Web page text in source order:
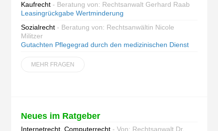
Kaufrecht - Beratung von: Rechtsanwalt Gerhard Raab
Leasingrückgabe Wertminderung
Sozialrecht - Beratung von: Rechtsanwältin Nicole
Militzer
Gutachten Pflegegrad durch den medizinischen Dienst
MEHR FRAGEN
Neues im Ratgeber
Internetrecht, Computerrecht - Von: Rechtsanwalt Dr.